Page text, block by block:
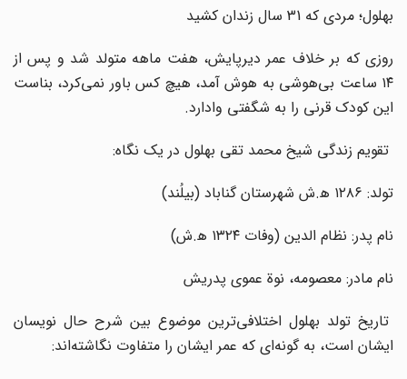
بهلول؛ مردی که 31 سال زندان کشید
روزی که بر خلاف عمر دیرپایش، هفت ماهه متولد شد و پس از
۱۴ ساعت بی‌هوشی به هوش آمد، هیچ کس باور نمی‌کرد، بناست
این کودک قرنی را به شگفتی وادارد.
تقویم زندگی شیخ محمد تقی بهلول در یک نگاه:
تولد: ۱۲۸۶ ه‍.ش شهرستان گناباد (بیلُند)
نام پدر: نظام الدین (وفات ۱۳۲۴ ه‍.ش)
نام مادر: معصومه، نوة عموی پدریش
تاریخ تولد بهلول اختلافی‌ترین موضوع بین شرح حال نویسان
ایشان است، به گونه‌ای که عمر ایشان را متفاوت نگاشته‌اند: